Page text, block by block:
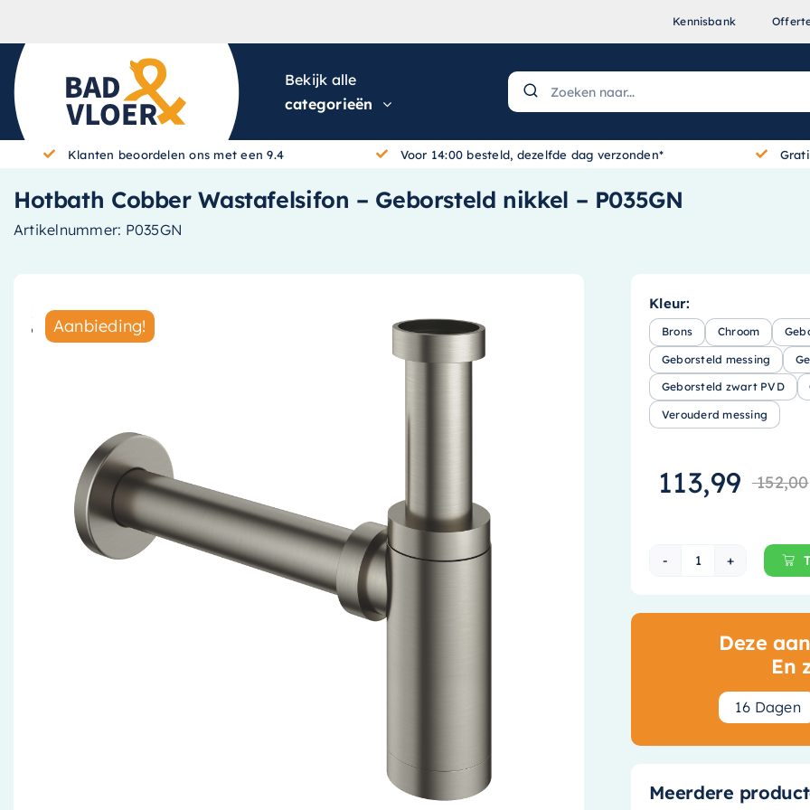
Kennisbank
Bekijk alle
categorieën
Klanten beoordelen ons met een 9.4 Voor 14:00 besteld, dezelfde dag verzonden*
Hotbath Cobber Wastafelsifon – Geborsteld nikkel – P035GN
Artikelnummer: P035GN
Aanbieding!
Kleur:
Brons Chroom
Geborsteld messing
Geborsteld zwart PVD
Verouderd messing
152,00
113,99
Hotbath
Deze
En
16 Dagen
Meerdere